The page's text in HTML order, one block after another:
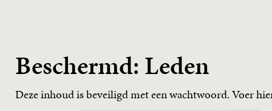
Beschermd: Leden
Deze inhoud is beveiligd met een wachtwoord. Voer